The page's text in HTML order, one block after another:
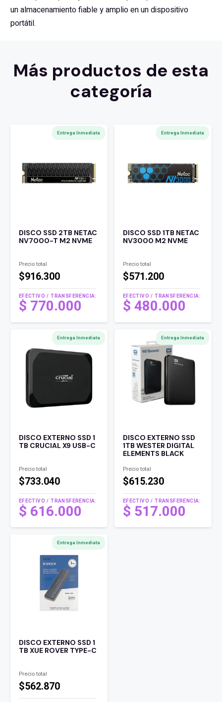
un almacenamiento fiable y amplio en un dispositivo
portátil.
Más productos de esta
categoría
Entrega Inmediata
DISCO SSD 2TB NETAC
NV7000-T M2 NVME
Precio total
$916.300
EFECTIVO / TRANSFERENCIA:
$ 770.000
Entrega Inmediata
DISCO SSD 1TB NETAC
NV3000 M2 NVME
Precio total
$571.200
EFECTIVO / TRANSFERENCIA:
$480.000
Entrega Inmediata
DISCO EXTERNO SSD 1
TB CRUCIAL X9 USB-C
Precio total
$733.040
EFECTIVO / TRANSFERENCIA:
$ 616.000
Entrega Inmediata
DISCO EXTERNO SSD
1TB WESTER DIGITAL
ELEMENTS BLACK
Precio total
$615.230
EFECTIVO / TRANSFERENCIA:
$ 517.000
Entrega Inmediata
DISCO EXTERNO SSD 1
TB XUE ROVER TYPE-C
Precio total
$562.870